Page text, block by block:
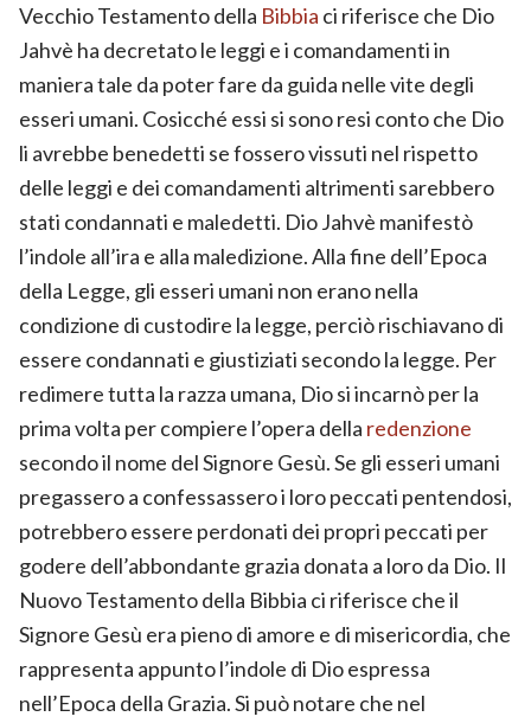
Vecchio Testamento della Bibbia ci riferisce che Dio
Jahvè ha decretato le leggi e i comandamenti in
maniera tale da poter fare da guida nelle vite degli
esseri umani. Cosicché essi si sono resi conto che Dio
li avrebbe benedetti se fossero vissuti nel rispetto
delle leggi e dei comandamenti altrimenti sarebbero
stati condannati e maledetti. Dio Jahvè manifestò
l’indole all’ira e alla maledizione. Alla fine dell’Epoca
della Legge, gli esseri umani non erano nella
condizione di custodire la legge, perciò rischiavano di
essere condannati e giustiziati secondo la legge. Per
redimere tutta la razza umana, Dio si incarnò per la
prima volta per compiere l’opera della redenzione
secondo il nome del Signore Gesù. Se gli esseri umani
pregassero a confessassero i loro peccati pentendosi,
potrebbero essere perdonati dei propri peccati per
godere dell’abbondante grazia donata a loro da Dio. Il
Nuovo Testamento della Bibbia ci riferisce che il
Signore Gesù era pieno di amore e di misericordia, che
rappresenta appunto l’indole di Dio espressa
nell’Epoca della Grazia. Si può notare che nel